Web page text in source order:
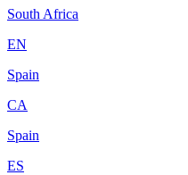
South Africa
EN
Spain
CA
Spain
ES